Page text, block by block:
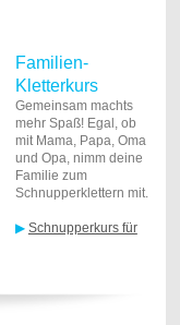
Familien-
Kletterkurs
Gemeinsam machts
mehr Spaß! Egal, ob
mit Mama, Papa, Oma
und Opa, nimm deine
Familie zum
Schnupperklettern mit.
▶ Schnupperkurs für